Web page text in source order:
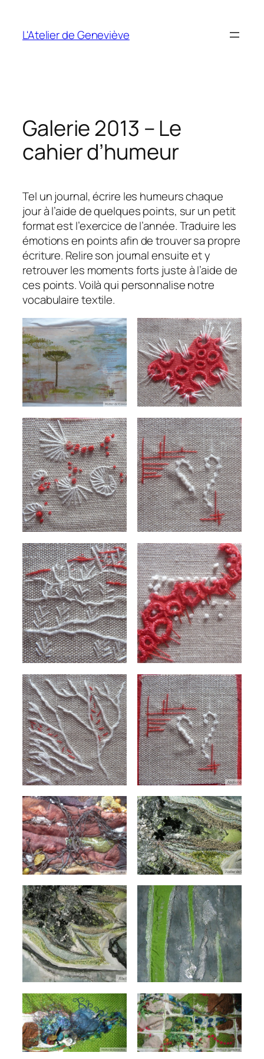
contenu
L'Atelier de Geneviève
Galerie 2013 – Le
cahier d’humeur
Tel un journal, écrire les humeurs chaque
jour à l’aide de quelques points, sur un petit
format est l’exercice de l’année. Traduire les
émotions en points afin de trouver sa propre
écriture. Relire son journal ensuite et y
retrouver les moments forts juste à l’aide de
ces points. Voilà qui personnalise notre
vocabulaire textile.